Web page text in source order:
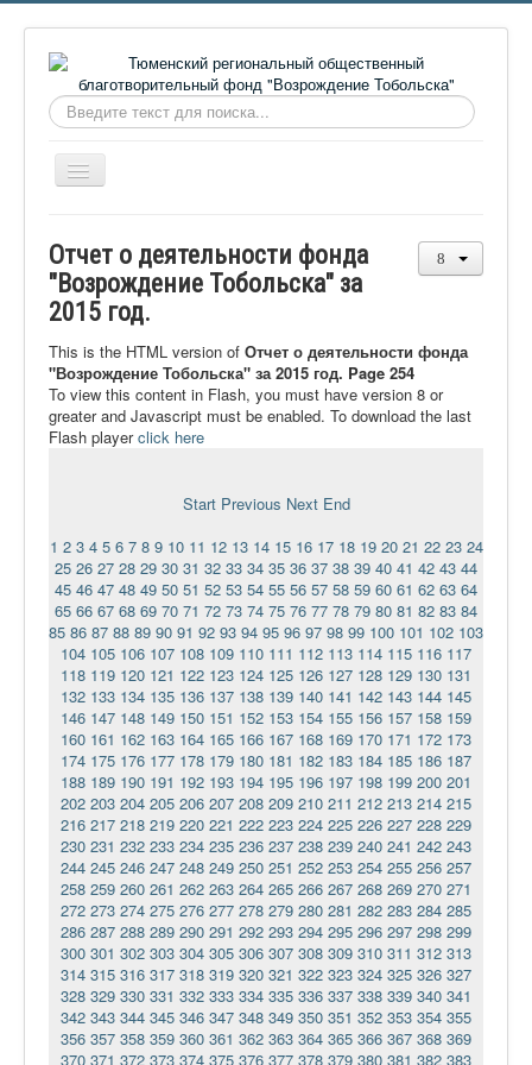
Искать...
Включить/
выключить
О фонде
Онлайн библиотека
Видеоматериалы
Контакты
Сайт проекта Достоевский
Отчет о деятельности фонда
"Возрождение Тобольска" за
2015 год.
This is the HTML version of Отчет о деятельности фонда
"Возрождение Тобольска" за 2015 год. Page 254
To view this content in Flash, you must have version 8 or
greater and Javascript must be enabled. To download the last
Flash playerclick here
Start Previous Next End
1 2 3 4 5 6 7 8 9 10 11 12 13 14 15 16 17 18 19 20 21 22 23 24
25 26 27 28 29 30 31 32 33 34 35 36 37 38 39 40 41 42 43 44
45 46 47 48 49 50 51 52 53 54 55 56 57 58 59 60 61 62 63 64
65 66 67 68 69 70 71 72 73 74 75 76 77 78 79 80 81 82 83 84
85 86 87 88 89 90 91 92 93 94 95 96 97 98 99 100 101 102 103
104 105 106 107 108 109 110 111 112 113 114 115 116 117
118 119 120 121 122 123 124 125 126 127 128 129 130 131
132 133 134 135 136 137 138 139 140 141 142 143 144 145
146 147 148 149 150 151 152 153 154 155 156 157 158 159
160 161 162 163 164 165 166 167 168 169 170 171 172 173
174 175 176 177 178 179 180 181 182 183 184 185 186 187
188 189 190 191 192 193 194 195 196 197 198 199 200 201
202 203 204 205 206 207 208 209 210 211 212 213 214 215
216 217 218 219 220 221 222 223 224 225 226 227 228 229
230 231 232 233 234 235 236 237 238 239 240 241 242 243
244 245 246 247 248 249 250 251 252 253 254 255 256 257
258 259 260 261 262 263 264 265 266 267 268 269 270 271
272 273 274 275 276 277 278 279 280 281 282 283 284 285
286 287 288 289 290 291 292 293 294 295 296 297 298 299
300 301 302 303 304 305 306 307 308 309 310 311 312 313
314 315 316 317 318 319 320 321 322 323 324 325 326 327
328 329 330 331 332 333 334 335 336 337 338 339 340 341
342 343 344 345 346 347 348 349 350 351 352 353 354 355
356 357 358 359 360 361 362 363 364 365 366 367 368 369
370 371 372 373 374 375 376 377 378 379 380 381 382 383